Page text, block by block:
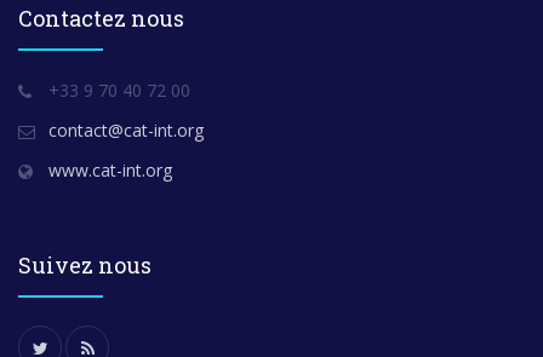
Contactez nous
+33 9 70 40 72 00
contact@cat-int.org
www.cat-int.org
Suivez nous